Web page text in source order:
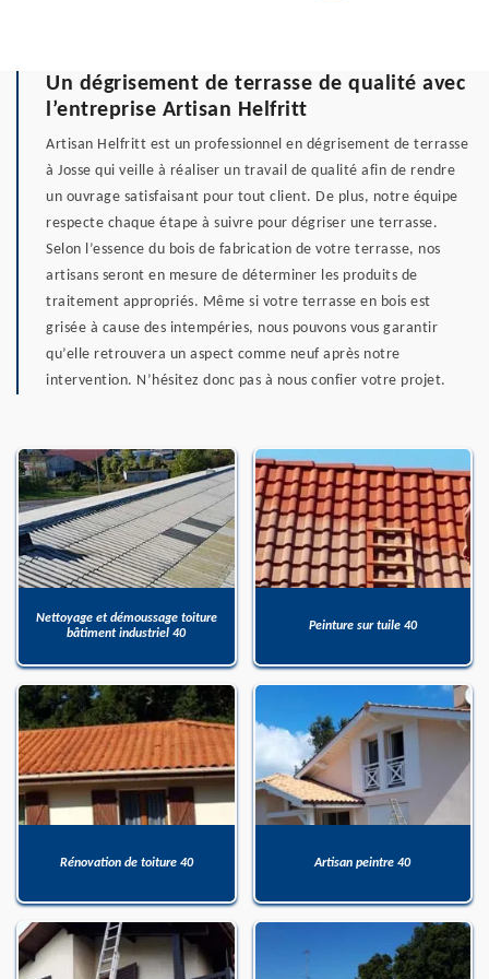
Un dégrisement de terrasse de qualité avec
l’entreprise Artisan Helfritt
Artisan Helfritt est un professionnel en dégrisement de terrasse
à Josse qui veille à réaliser un travail de qualité afin de rendre
un ouvrage satisfaisant pour tout client. De plus, notre équipe
respecte chaque étape à suivre pour dégriser une terrasse.
Selon l’essence du bois de fabrication de votre terrasse, nos
artisans seront en mesure de déterminer les produits de
traitement appropriés. Même si votre terrasse en bois est
grisée à cause des intempéries, nous pouvons vous garantir
qu’elle retrouvera un aspect comme neuf après notre
intervention. N’hésitez donc pas à nous confier votre projet.
Nettoyage et démoussage toiture
bâtiment industriel 40
Peinture sur tuile 40
Rénovation de toiture 40 Artisan peintre 40